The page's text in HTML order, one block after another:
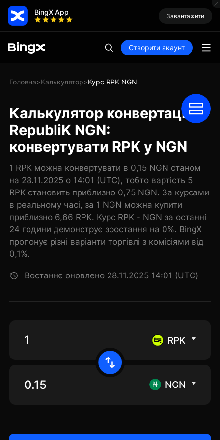
BingX App Завантажити
Створити акаунт
Головна>Калькулятор>Курс RPK NGN
Калькулятор конвертації
RepubliK NGN:
конвертувати RPK у NGN
1 RPK можна конвертувати в 0,15 NGN станом
на 28.11.2025 о 14:01 (UTC), тобто вартість 5
RPK становить приблизно 0,75 NGN. За курсами
в реальному часі, за 1 NGN можна купити
приблизно 6,66 RPK. Курс RPK - NGN за останні
24 години демонструє зростання на 0%. BingX
пропонує різні варіанти торгівлі з комісіями від
0,1%.
Востаннє оновлено 28.11.2025 14:01 (UTC)
RPK
NGN